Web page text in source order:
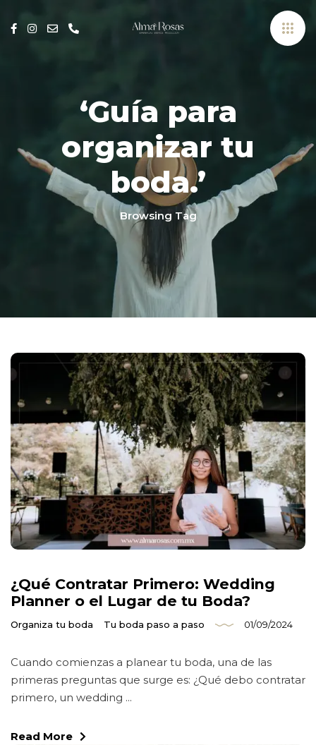
‘Guía para
organizar tu
boda.’
Browsing Tag
¿Qué Contratar Primero: Wedding
Planner o el Lugar de tu Boda?
Organiza tu boda Tu boda paso a paso 01/09/2024
Cuando comienzas a planear tu boda, una de las
primeras preguntas que surge es: ¿Qué debo contratar
primero, un wedding ...
Read More